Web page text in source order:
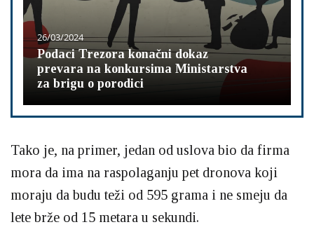
26/03/2024
Podaci Trezora konačni dokaz
prevara na konkursima Ministarstva
za brigu o porodici
Tako je, na primer, jedan od uslova bio da firma
mora da ima na raspolaganju pet dronova koji
moraju da budu teži od 595 grama i ne smeju da
lete brže od 15 metara u sekundi.